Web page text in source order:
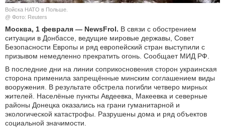
АВТО И МОТО
ЭГОИЗМ
БЛОГ
Войска НАТО в Польше.
@ Фото: Reuters
Москва, 1 февраля — NewsFrol. В связи с обострением
ситуации в Донбассе, ведущие мировые державы, Совет
Безопасности Европы и ряд европейский стран выступили с
призывом немедленно прекратить огонь. Сообщает МИД РФ.
В последние дни на линии соприкосновения сторон украинская
сторона применила запрещённые минским соглашением виды
вооружения. В результате обстрела погибли четверо мирных
жителей. Населёные пункты Авдеевка, Макеевка и северные
районы Донецка оказались на грани гуманитарной и
экологической катастрофы. Разрушены дома и ряд объектов
социальной значимости.